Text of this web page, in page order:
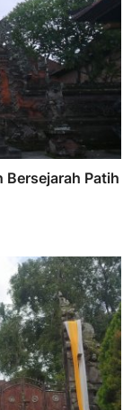
Bersejarah Patih